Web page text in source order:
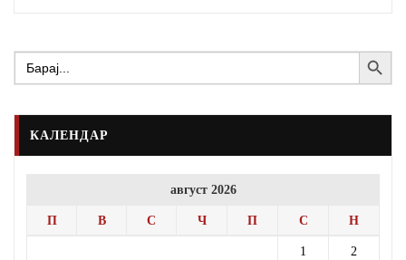
Search
for:
Search Button
КАЛЕНДАР
август 2026
П В С Ч П С Н
1 2